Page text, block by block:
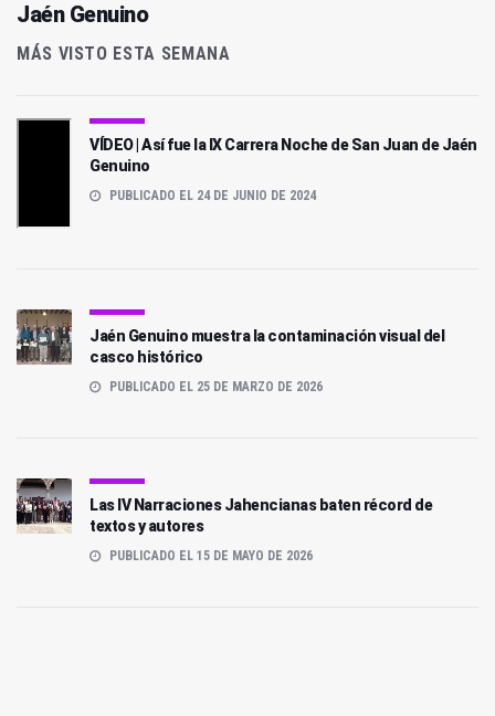
Jaén Genuino
MÁS VISTO ESTA SEMANA
VÍDEO | Así fue la IX Carrera Noche de San Juan de Jaén
Genuino
PUBLICADO EL 24 DE JUNIO DE 2024
Jaén Genuino muestra la contaminación visual del
casco histórico
PUBLICADO EL 25 DE MARZO DE 2026
Las IV Narraciones Jahencianas baten récord de
textos y autores
PUBLICADO EL 15 DE MAYO DE 2026